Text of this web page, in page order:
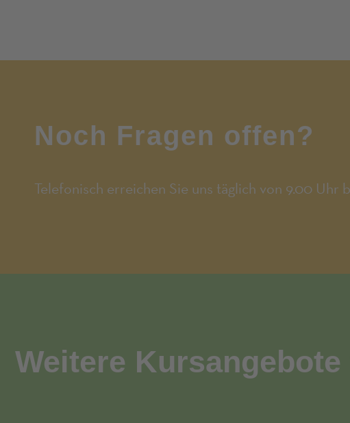
Noch Fragen offen?
Telefonisch erreichen Sie uns täglich von 9.00 Uhr
Weitere